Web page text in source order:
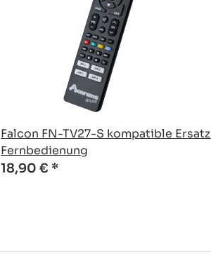
Falcon FN-TV27-S kompatible Ersatz
Fernbedienung
18,90 € *